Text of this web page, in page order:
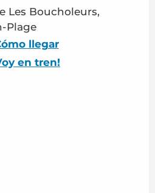
Les Boucholeurs,
Plage
llegar
en tren!